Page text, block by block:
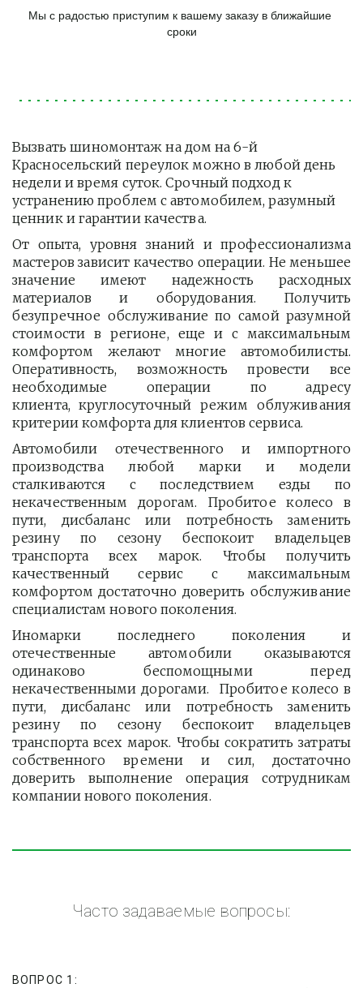
Мы с радостью приступим к вашему заказу в ближайшие
сроки
Вызвать шиномонтаж на дом на 6-й
Красносельский переулок можно в любой день
недели и время суток. Срочный подход к
устранению проблем с автомобилем, разумный
ценник и гарантии качества.
От опыта, уровня знаний и профессионализма
мастеров зависит качество операции. Не меньшее
значение имеют надежность расходных
материалов и оборудования. Получить
безупречное обслуживание по самой разумной
стоимости в регионе, еще и с максимальным
комфортом желают многие автомобилисты.
Оперативность, возможность провести все
необходимые операции по адресу
клиента, круглосуточный режим облуживания
критерии комфорта для клиентов сервиса.
Автомобили отечественного и импортного
производства любой марки и модели
сталкиваются с последствием езды по
некачественным дорогам. Пробитое колесо в
пути, дисбаланс или потребность заменить
резину по сезону беспокоит владельцев
транспорта всех марок. Чтобы получить
качественный сервис с максимальным
комфортом достаточно доверить обслуживание
специалистам нового поколения.
Иномарки последнего поколения и
отечественные автомобили оказываются
одинаково беспомощными перед
некачественными дорогами. Пробитое колесо в
пути, дисбаланс или потребность заменить
резину по сезону беспокоит владельцев
транспорта всех марок. Чтобы сократить затраты
собственного времени и сил, достаточно
доверить выполнение операция сотрудникам
компании нового поколения.
Часто задаваемые вопросы:
ВОПРОС 1: